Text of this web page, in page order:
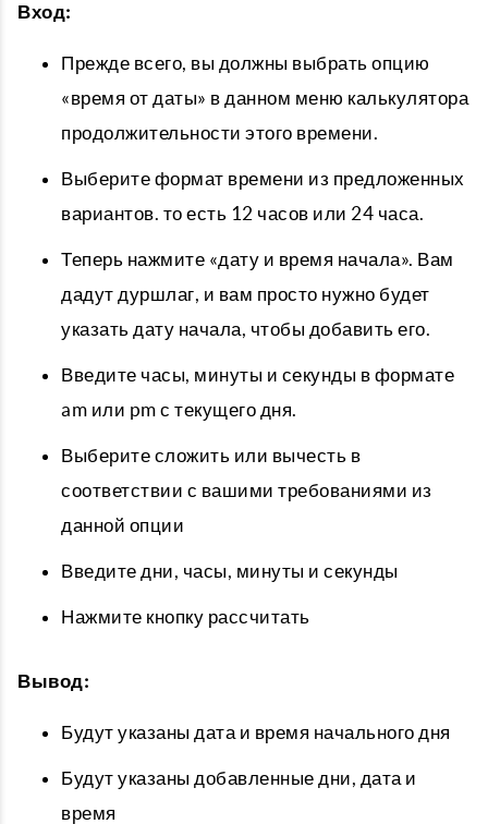
Вход:
Прежде всего, вы должны выбрать опцию
«время от даты» в данном меню калькулятора
продолжительности этого времени.
Выберите формат времени из предложенных
вариантов. то есть 12 часов или 24 часа.
Теперь нажмите «дату и время начала». Вам
дадут дуршлаг, и вам просто нужно будет
указать дату начала, чтобы добавить его.
Введите часы, минуты и секунды в формате
am или pm с текущего дня.
Выберите сложить или вычесть в
соответствии с вашими требованиями из
данной опции
Введите дни, часы, минуты и секунды
Нажмите кнопку рассчитать
Вывод:
Будут указаны дата и время начального дня
Будут указаны добавленные дни, дата и
время